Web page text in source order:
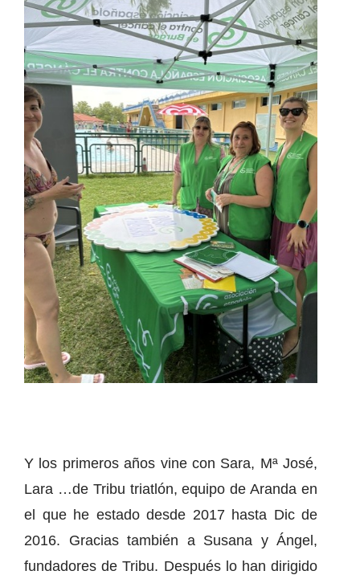
Y los primeros años vine con Sara, Mª José,
Lara …de Tribu triatlón, equipo de Aranda en
el que he estado desde 2017 hasta Dic de
2016. Gracias también a Susana y Ángel,
fundadores de Tribu. Después lo han dirigido